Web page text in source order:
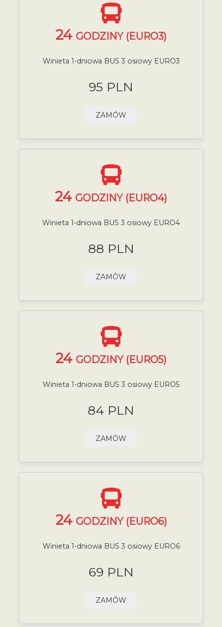
24 GODZINY (EURO3)
Winieta 1-dniowa BUS 3 osiowy EURO3
95 PLN
ZAMÓW
24 GODZINY (EURO4)
Winieta 1-dniowa BUS 3 osiowy EURO4
88 PLN
ZAMÓW
24 GODZINY (EURO5)
Winieta 1-dniowa BUS 3 osiowy EURO5
84 PLN
ZAMÓW
24 GODZINY (EURO6)
Winieta 1-dniowa BUS 3 osiowy EURO6
69 PLN
ZAMÓW